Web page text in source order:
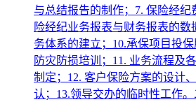
与总结报告的制作；7. 保险经纪
险经纪业务报表与财务报表的数
务体系的建立；10.承保项目投
防灾防损培训；11. 业务流程及
制定；12. 客户保险方案的设计
认；13.领导交办的临时性工作